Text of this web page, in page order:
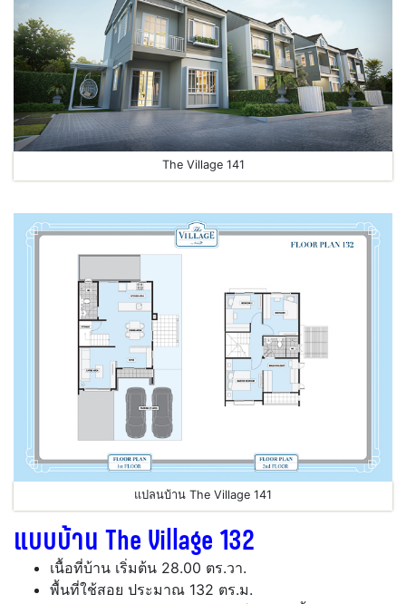
The Village 141
แปลนบ้าน The Village 141
แบบบ้าน The Village 132
เนื้อที่บ้าน เริ่มต้น 28.00 ตร.วา.
พื้นที่ใช้สอย ประมาณ 132 ตร.ม.